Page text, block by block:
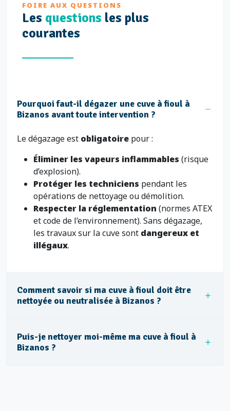
FOIRE AUX QUESTIONS
Les questions les plus
courantes
Pourquoi faut-il dégazer une cuve à fioul à
Bizanos avant toute intervention ?
Le dégazage est obligatoire pour :
Éliminer les vapeurs inflammables (risque
d’explosion).
Protéger les techniciens pendant les
opérations de nettoyage ou démolition.
Respecter la réglementation (normes ATEX
et code de l’environnement). Sans dégazage,
les travaux sur la cuve sont dangereux et
illégaux.
Comment savoir si ma cuve à fioul doit être
nettoyée ou neutralisée à Bizanos ?
Puis-je nettoyer moi-même ma cuve à fioul à
Bizanos ?